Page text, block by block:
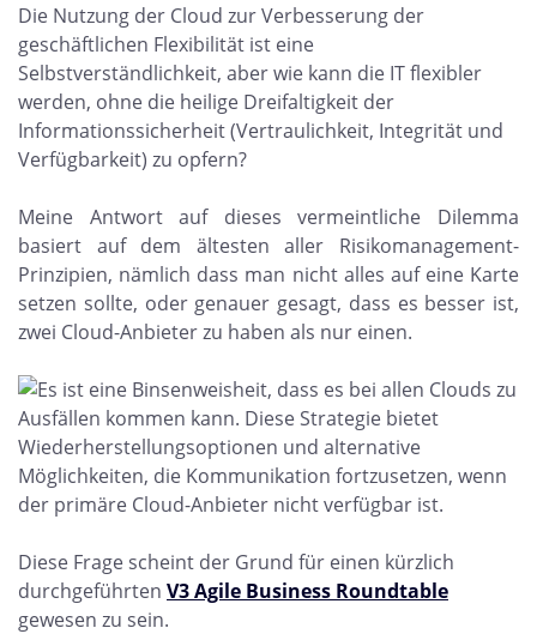
Die Nutzung der Cloud zur Verbesserung der
geschäftlichen Flexibilität ist eine
Selbstverständlichkeit, aber wie kann die IT flexibler
werden, ohne die heilige Dreifaltigkeit der
Informationssicherheit (Vertraulichkeit, Integrität und
Verfügbarkeit) zu opfern?
Meine Antwort auf dieses vermeintliche Dilemma
basiert auf dem ältesten aller Risikomanagement-
Prinzipien, nämlich dass man nicht alles auf eine Karte
setzen sollte, oder genauer gesagt, dass es besser ist,
zwei Cloud-Anbieter zu haben als nur einen.
Diese Frage scheint der Grund für einen kürzlich
durchgeführten V3 Agile Business Roundtable
gewesen zu sein.